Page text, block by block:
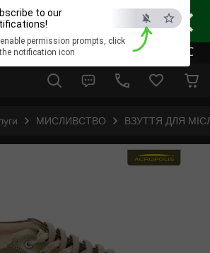
×
ESC
to our
permission prompts, click
notification icon
МИСЛИВСТВО ВЗУТТЯ ДЛЯ